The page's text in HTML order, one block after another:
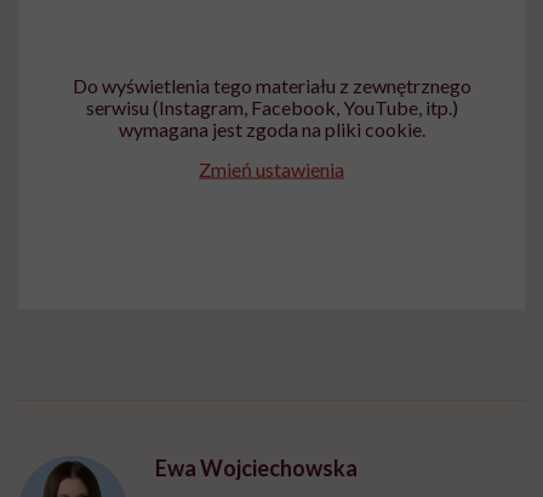
Do wyświetlenia tego materiału z zewnętrznego
serwisu (Instagram, Facebook, YouTube, itp.)
wymagana jest zgoda na pliki cookie.
Zmień ustawienia
Ewa Wojciechowska